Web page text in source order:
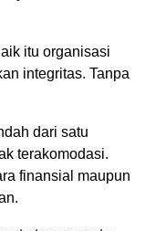
itu organisasi
integritas. Tanpa
dari satu
terakomodasi.
finansial maupun